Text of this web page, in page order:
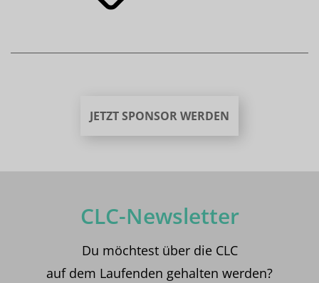
JETZT SPONSOR WERDEN
CLC-Newsletter
Du möchtest über die CLC
auf dem Laufenden gehalten werden?